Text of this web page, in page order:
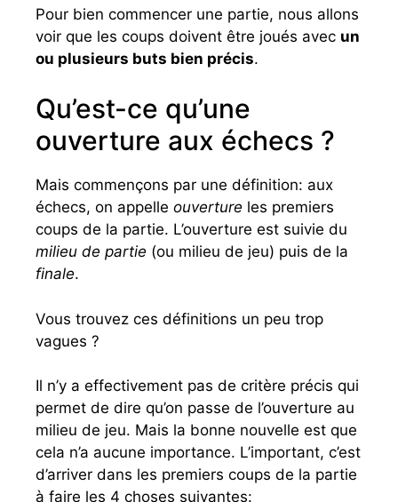
Pour bien commencer une partie, nous allons
voir que les coups doivent être joués avec un
ou plusieurs buts bien précis.
Qu’est-ce qu’une
ouverture aux échecs ?
Mais commençons par une définition: aux
échecs, on appelle ouverture les premiers
coups de la partie. L’ouverture est suivie du
milieu de partie (ou milieu de jeu) puis de la
finale.
Vous trouvez ces définitions un peu trop
vagues ?
Il n’y a effectivement pas de critère précis qui
permet de dire qu’on passe de l’ouverture au
milieu de jeu. Mais la bonne nouvelle est que
cela n’a aucune importance. L’important, c’est
d’arriver dans les premiers coups de la partie
à faire les 4 choses suivantes: